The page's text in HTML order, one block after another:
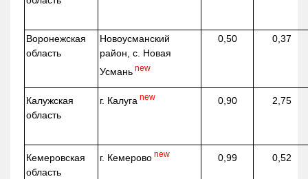
Воронежская
область
Новоусманский
район, с. Новая
Усмань new
0,50 0,37
Калужская
область
г. Калуга new 0,90 2,75
Кемеровская
область
г. Кемерово new 0,99 0,52